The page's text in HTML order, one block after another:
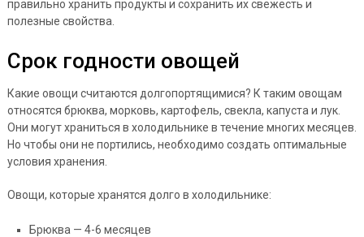
правильно хранить продукты и сохранить их свежесть и
полезные свойства.
Срок годности овощей
Какие овощи считаются долгопортящимися? К таким овощам
относятся брюква, морковь, картофель, свекла, капуста и лук.
Они могут храниться в холодильнике в течение многих месяцев.
Но чтобы они не портились, необходимо создать оптимальные
условия хранения.
Овощи, которые хранятся долго в холодильнике:
Брюква — 4-6 месяцев